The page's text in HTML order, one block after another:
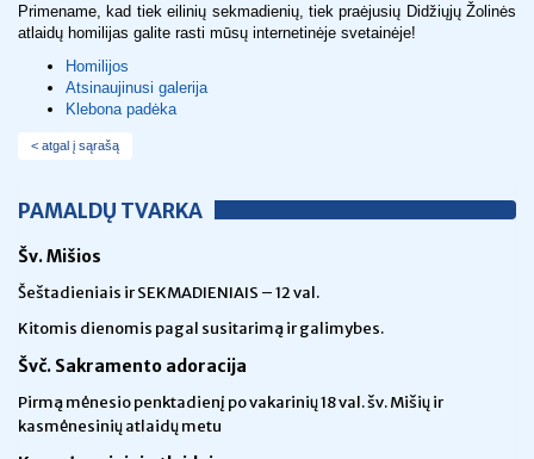
Primename, kad tiek eilinių sekmadienių, tiek praėjusių Didžiųjų Žolinės
atlaidų homilijas galite rasti mūsų internetinėje svetainėje!
Homilijos
Atsinaujinusi galerija
Klebona padėka
< atgal į sąrašą
PAMALDŲ TVARKA
Šv. Mišios
Šeštadieniais ir SEKMADIENIAIS – 12 val.
Kitomis dienomis pagal susitarimą ir galimybes.
Švč. Sakramento adoracija
Pirmą mėnesio penktadienį po vakarinių 18 val. šv. Mišių ir
kasmėnesinių atlaidų metu